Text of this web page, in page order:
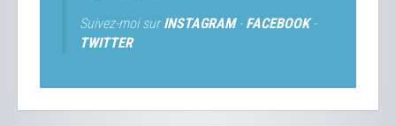
Suivez-moi surINSTAGRAM- FACEBOOK-
TWITTER